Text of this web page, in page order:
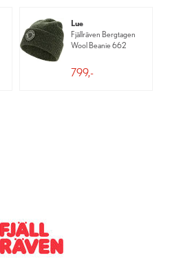
Lue
Fjällräven Bergtagen
Wool Beanie 662
799,-